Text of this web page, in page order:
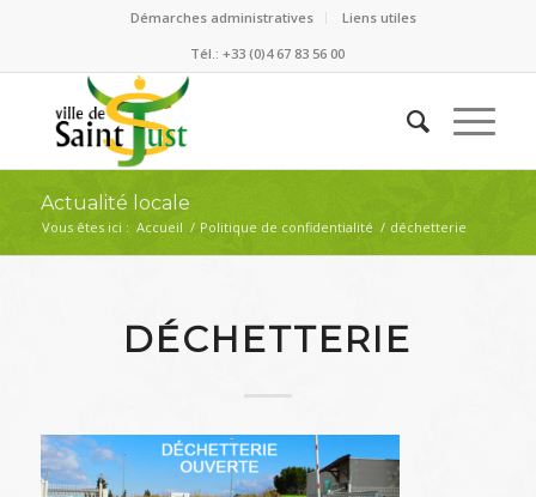
Démarches administratives
Liens utiles
Tél.: +33 (0)4 67 83 56 00
Actualité locale
Vous êtes ici : Accueil / Politique de confidentialité / déchetterie
DÉCHETTERIE